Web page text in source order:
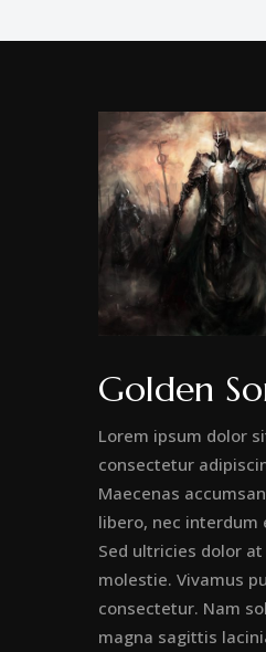
Golden
Lorem ipsum dolor
consectetur
Maecenas
libero, nec interdum
Sed ultricies dolor
molestie. Vivamus
consectetur. Nam
magna sagittis